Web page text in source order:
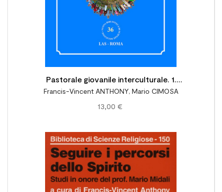
Pastorale giovanile interculturale. 1.
Prospettive fondanti
Francis-Vincent ANTHONY, Mario CIMOSA
13,00 €